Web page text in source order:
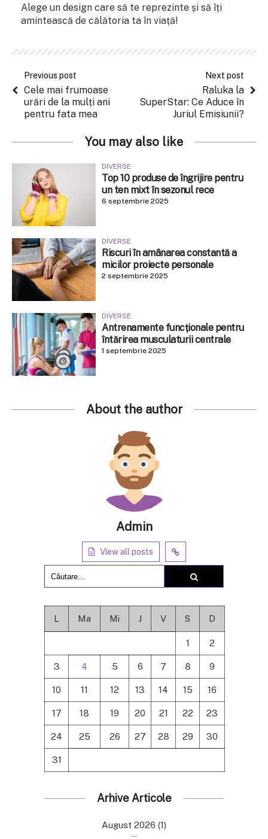
Alege un design care să te reprezinte și să îți
amintească de călătoria ta în viață!
Previous post
Cele mai frumoase
urări de la mulți ani
pentru fata mea
Next post
Raluka la
SuperStar: Ce Aduce în
Juriul Emisiunii?
You may also like
DIVERSE
Top 10 produse de îngrijire pentru
un ten mixt în sezonul rece
6 septembrie 2025
DIVERSE
Riscuri în amânarea constantă a
micilor proiecte personale
2 septembrie 2025
DIVERSE
Antrenamente funcționale pentru
întărirea musculaturii centrale
1 septembrie 2025
About the author
Admin
View all posts
L Ma Mi J V S D
1 2
3 4 5 6 7 8 9
10 11 12 13 14 15 16
17 18 19 20 21 22 23
24 25 26 27 28 29 30
31
Arhive Articole
August 2026 (1)